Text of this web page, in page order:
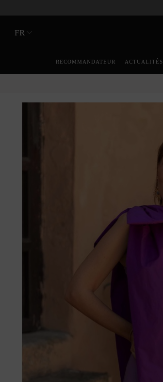
FR
RECOMMANDATEUR ACTUALITÉS